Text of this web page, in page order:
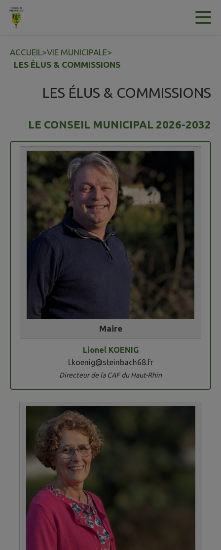
Contenu
ACCUEIL>VIE MUNICIPALE>
LES ÉLUS & COMMISSIONS
LES ÉLUS & COMMISSIONS
LE CONSEIL MUNICIPAL 2026-2032
Maire
Lionel KOENIG
l.koenig@steinbach68.fr
Directeur de la CAF du Haut-Rhin